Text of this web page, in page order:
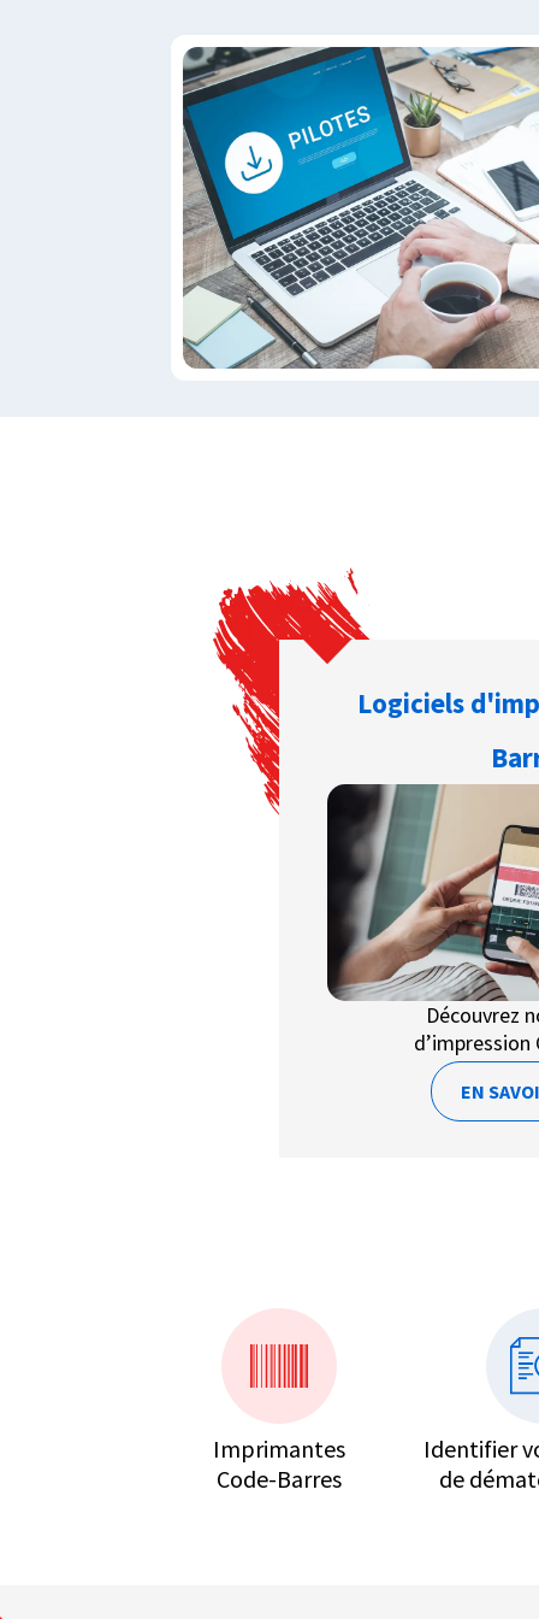
Logiciels
Découvrez
d’impression
EN
Imprimantes
Code-Barres
Identifier
de